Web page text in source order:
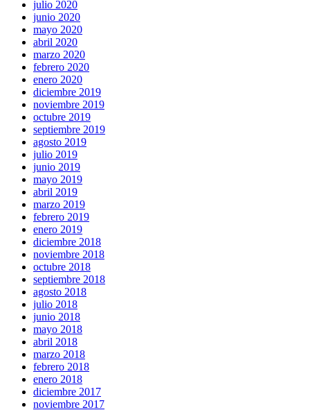
julio 2020
junio 2020
mayo 2020
abril 2020
marzo 2020
febrero 2020
enero 2020
diciembre 2019
noviembre 2019
octubre 2019
septiembre 2019
agosto 2019
julio 2019
junio 2019
mayo 2019
abril 2019
marzo 2019
febrero 2019
enero 2019
diciembre 2018
noviembre 2018
octubre 2018
septiembre 2018
agosto 2018
julio 2018
junio 2018
mayo 2018
abril 2018
marzo 2018
febrero 2018
enero 2018
diciembre 2017
noviembre 2017